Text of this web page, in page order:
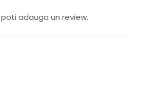
adauga un review.